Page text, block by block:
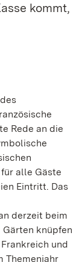
kommt,
Rede an die
alle Gäste
Eintritt. Das
derzeit beim
knüpfen
und
Themenjahr